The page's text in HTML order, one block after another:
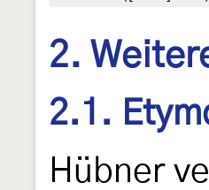
2.
2.1.
Hübner